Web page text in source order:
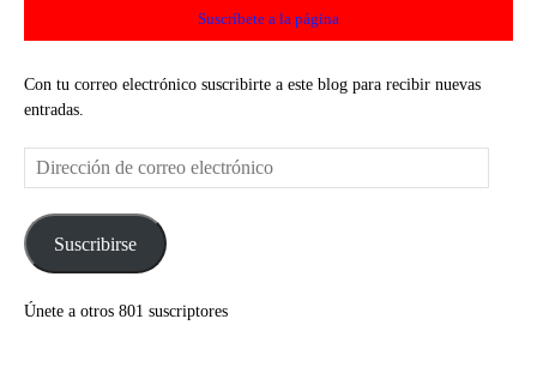
Suscríbete a la página
Con tu correo electrónico suscribirte a este blog para recibir nuevas
entradas.
Dirección
de
correo
electrónicoSuscribirse
Únete a otros 801 suscriptores